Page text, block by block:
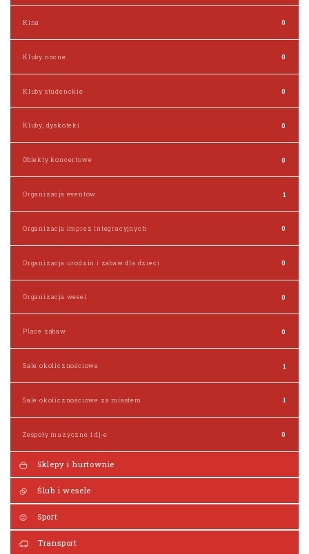
Kina 0
Kluby nocne 0
Kluby studenckie 0
Kluby, dyskoteki 0
Obiekty koncertowe 0
Organizacja eventów 1
Organizacja imprez integracyjnych 0
Organizacja urodzin i zabaw dla dzieci 0
Organizacja wesel 0
Place zabaw 0
Sale okolicznościowe 1
Sale okolicznościowe za miastem 1
Zespoły muzyczne i dj-e 0
Sklepy i hurtownie
Ślub i wesele
Sport
Transport